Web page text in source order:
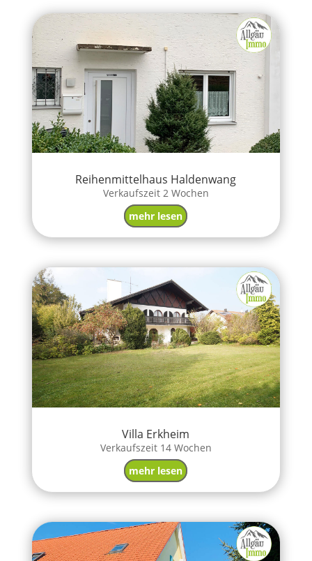
Reihenmittelhaus Haldenwang
Verkaufszeit 2 Wochen
mehr lesen
Villa Erkheim
Verkaufszeit 14 Wochen
mehr lesen